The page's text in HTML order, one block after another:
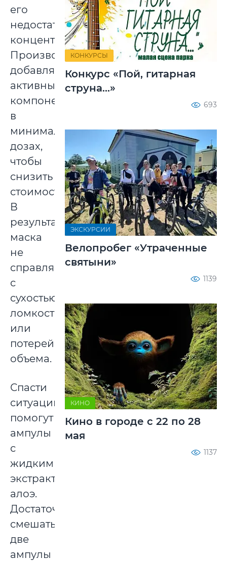
его
недостаточной
концентрации.
Производители
добавляют
активные
компоненты
в
минимальных
дозах,
чтобы
снизить
стоимость.
В
результате
маска
не
справляется
с
сухостью,
ломкостью
или
потерей
объема.
Спасти
ситуацию
помогут
ампулы
с
жидким
экстрактом
алоэ.
Достаточно
смешать
две
ампулы
КОНКУРСЫ
Конкурс «Пой, гитарная
струна...»
693
ЭКСКУРСИИ
Велопробег «Утраченные
святыни»
1139
КИНО
Кино в городе с 22 по 28
мая
1137